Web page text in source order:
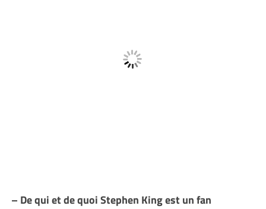
– De qui et de quoi Stephen King est un fan